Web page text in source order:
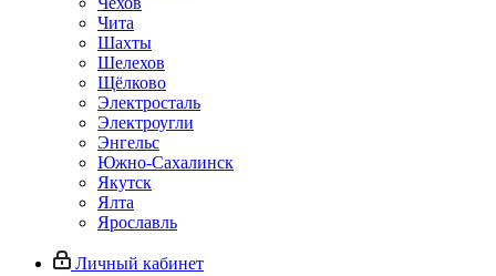
Чита
Шахты
Шелехов
Щёлково
Электросталь
Электроугли
Энгельс
Южно-Сахалинск
Якутск
Ялта
Ярославль
Личный кабинет